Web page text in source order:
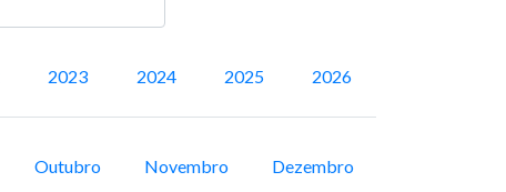
2023 2024 2025 2026
Outubro Novembro Dezembro